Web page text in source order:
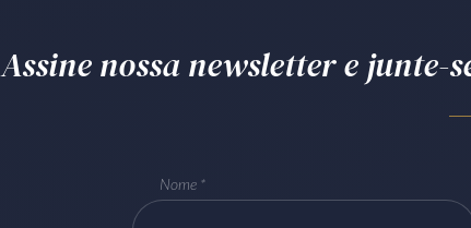
Assine nossa newsletter e junte-
Nome